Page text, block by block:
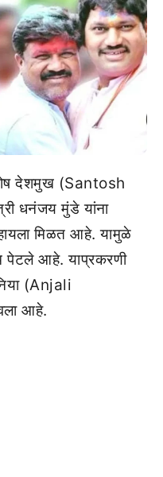
देशमुख (Santosh
धनंजय मुंडे यांना
मिळत आहे. यामुळे
पेटले आहे. याप्रकरणी
(Anjali
आहे.